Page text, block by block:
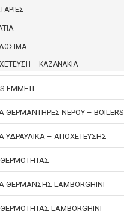
– ΚΑΖΑΝΑΚΙΑ
EMMETI
ΘΕΡΜΑΝΤΗΡΕΣ ΝΕΡΟΥ – BOILERS
ΥΔΡΑΥΛΙΚΑ – ΑΠΟΧΕΤΕΥΣΗΣ
ΘΕΡΜΟΤΗΤΑΣ
ΘΕΡΜΑΝΣΗΣ LAMBORGHINI
LAMBORGHINI